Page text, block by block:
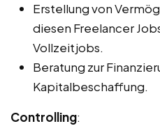
Erstellung von
diesen Freelancer
Vollzeitjobs.
Beratung zur
Kapitalbeschaffung.
Controlling: